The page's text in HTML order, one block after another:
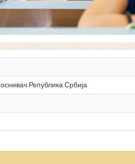
оснивач Република Србија